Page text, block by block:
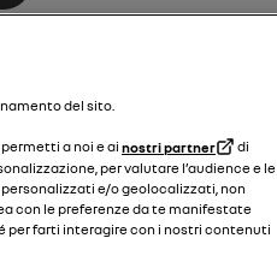
del sito.
a noi e ai nostri partner
di
per valutare l’audience e le
e/o geolocalizzati, non
con le preferenze da te manifestate
per farti interagire con i nostri contenuti